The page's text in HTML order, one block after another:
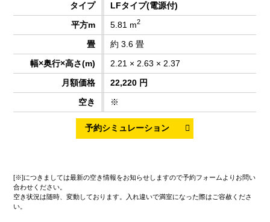
LFタイプ(電源付)
5.81 m2
約 3.6 畳
2.21 × 2.63 × 2.37
22,220 円
※
[※]につきましては最新の空き情報をお知らせしますので予約フォームよりお問い
合わせください。
空き状況は随時、変動しております。入れ違いで満室になった際はご容赦くださ
い。